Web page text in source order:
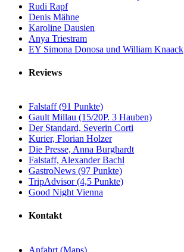
Rudi Rapf
Denis Mähne
Karoline Dausien
Anya Triestram
EY Simona Donosa und William Knaack
Reviews
Falstaff (91 Punkte)
Gault Millau (15/20P. 3 Hauben)
Der Standard, Severin Corti
Kurier, Florian Holzer
Die Presse, Anna Burghardt
Falstaff, Alexander Bachl
GastroNews (97 Punkte)
TripAdvisor (4,5 Punkte)
Good Night Vienna
Kontakt
Anfahrt (Maps)